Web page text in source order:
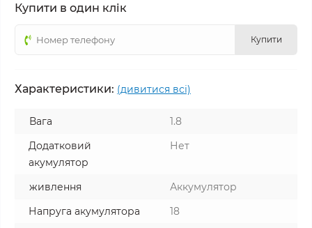
Купити в один клік
Купити
Характеристики: (дивитися всі)
Вага
1.8
Додатковий
акумулятор
Нет
живлення
Аккумулятор
Напруга акумулятора
18